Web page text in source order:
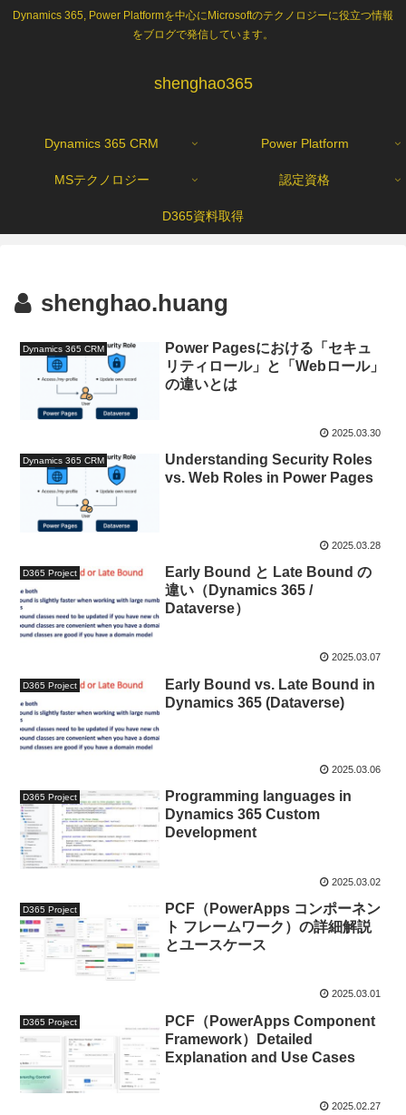
Dynamics 365, Power Platformを中心にMicrosoftのテクノロジーに役立つ情報
をブログで発信しています。
shenghao365
Dynamics 365 CRM Power Platform
MSテクノロジー 認定資格
D365資料取得
shenghao.huang
Dynamics 365 CRM
Power Pagesにおける「セキュ
リティロール」と「Webロール」
の違いとは
2025.03.30
Dynamics 365 CRM
Understanding Security Roles
vs. Web Roles in Power Pages
2025.03.28
D365 Project
Early Bound と Late Bound の
違い（Dynamics 365 /
Dataverse）
2025.03.07
D365 Project
Early Bound vs. Late Bound in
Dynamics 365 (Dataverse)
2025.03.06
D365 Project
Programming languages in
Dynamics 365 Custom
Development
2025.03.02
D365 Project
PCF（PowerApps コンポーネン
ト フレームワーク）の詳細解説
とユースケース
2025.03.01
D365 Project
PCF（PowerApps Component
Framework）Detailed
Explanation and Use Cases
2025.02.27